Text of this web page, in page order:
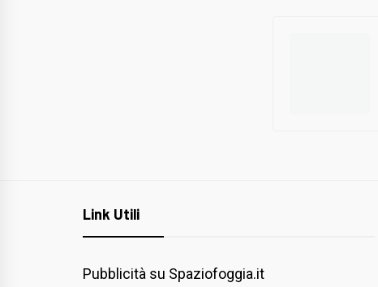
Link Utili
Pubblicità su Spaziofoggia.it